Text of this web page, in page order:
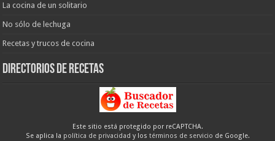
La cocina de un solitario
No sólo de lechuga
Recetas y trucos de cocina
Directorios de recetas
Este sitio está protegido por reCAPTCHA.
Se aplica la política de privacidad y los términos de servicio de Google.